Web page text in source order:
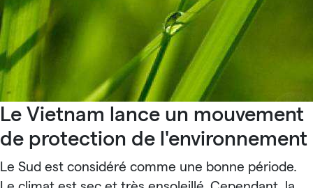
Le Vietnam lance un mouvement
de protection de l'environnement
Le Sud est considéré comme une bonne période.